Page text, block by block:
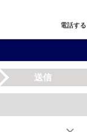
電話する
送信